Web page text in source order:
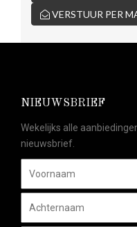
VERSTUUR PER
NIEUWSBRIEF
Wekelijks alle
nieuwsbrief.